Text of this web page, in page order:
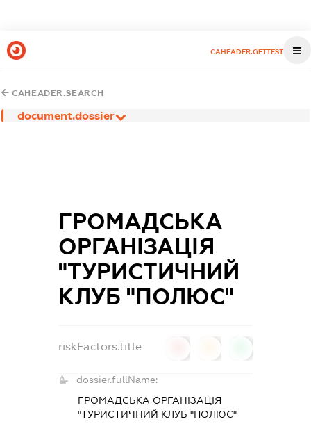
CAHEADER.GETTEST
CAHEADER.SEARCH
document.dossier
ГРОМАДСЬКА
ОРГАНІЗАЦІЯ
"ТУРИСТИЧНИЙ
КЛУБ "ПОЛЮС"
riskFactors.title
dossier.fullName:
ГРОМАДСЬКА ОРГАНІЗАЦІЯ
"ТУРИСТИЧНИЙ КЛУБ "ПОЛЮС"